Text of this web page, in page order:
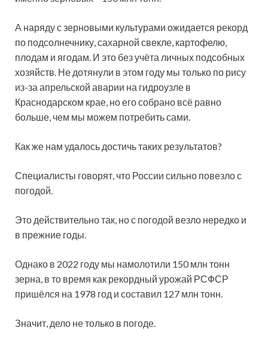
А наряду с зерновыми культурами ожидается рекорд
по подсолнечнику, сахарной свекле, картофелю,
плодам и ягодам. И это без учёта личных подсобных
хозяйств. Не дотянули в этом году мы только по рису
из-за апрельской аварии на гидроузле в
Краснодарском крае, но его собрано всё равно
больше, чем мы можем потребить сами.
Как же нам удалось достичь таких результатов?
Специалисты говорят, что России сильно повезло с
погодой.
Это действительно так, но с погодой везло нередко и
в прежние годы.
Однако в 2022 году мы намолотили 150 млн тонн
зерна, в то время как рекордный урожай РСФСР
пришёлся на 1978 год и составил 127 млн тонн.
Значит, дело не только в погоде.